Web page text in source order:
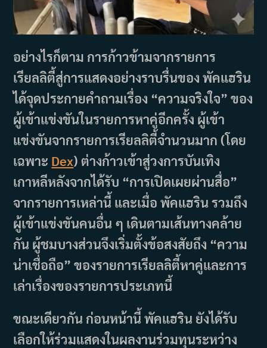
อย่างไรก็ตาม การก้าวข้ามจากรายการ
เรียลลิตี้สู่การแสดงอย่างราบรื่นของ พัคแฮริน
ได้จุดประกายคำถามเรื่อง “ความจริงใจ” ของ
ผู้เข้าแข่งขันในรายการหาคู่อีกครั้ง ผู้เข้า
แข่งขันจากรายการเรียลลิตี้จำนวนมาก (โดย
เฉพาะ Dex) ต่างก้าวเข้าสู่วงการบันเทิง
เกาหลีหลังจากได้รับ “การเปิดเผยผ่านสื่อ”
จากรายการเหล่านี้ และเมื่อ พัคแฮริน รวมถึง
ผู้เข้าแข่งขันคนอื่น ๆ เดินตามเส้นทางคล้าย
กัน ผู้ชมบางส่วนจึงเริ่มตั้งข้อสงสัยถึง “ความ
น่าเชื่อถือ” ของรายการเรียลลิตี้หาคู่และการ
เล่าเรื่องของรายการประเภทนี้
ขณะเดียวกัน ก่อนหน้านี้ พัคแฮริน ยังได้รับ
เลือกให้ร่วมแสดงในผลงานร่วมทุนระหว่าง